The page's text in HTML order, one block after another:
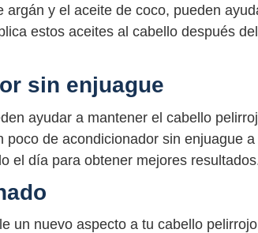
y el aceite de coco, pueden
estos aceites al cabello después
sin enjuague
ayudar a mantener el cabello
de acondicionador sin enjuague
el día para obtener mejores
un nuevo aspecto a tu cabello